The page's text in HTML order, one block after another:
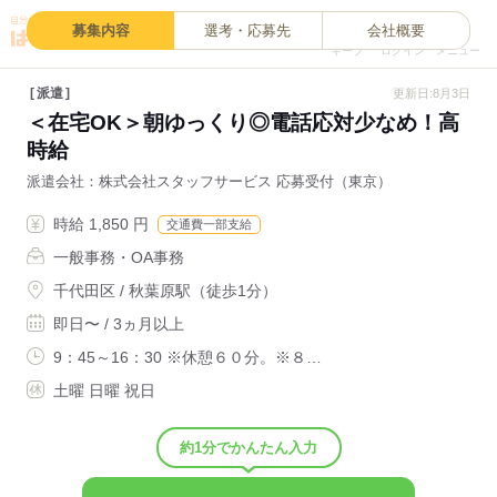
キープ ログイン メニュー
募集内容 選考・応募先 会社概要
派遣 更新日:8月3日
＜在宅OK＞朝ゆっくり◎電話応対少なめ！高
時給
派遣会社 株式会社スタッフサービス 応募受付（東京）
時給 1,850 円 交通費一部支給
一般事務・OA事務
千代田区 / 秋葉原駅（徒歩1分）
即日〜 / 3ヵ月以上
9：45～16：30 ※休憩６０分。※８…
土曜 日曜 祝日
約1分でかんたん入力